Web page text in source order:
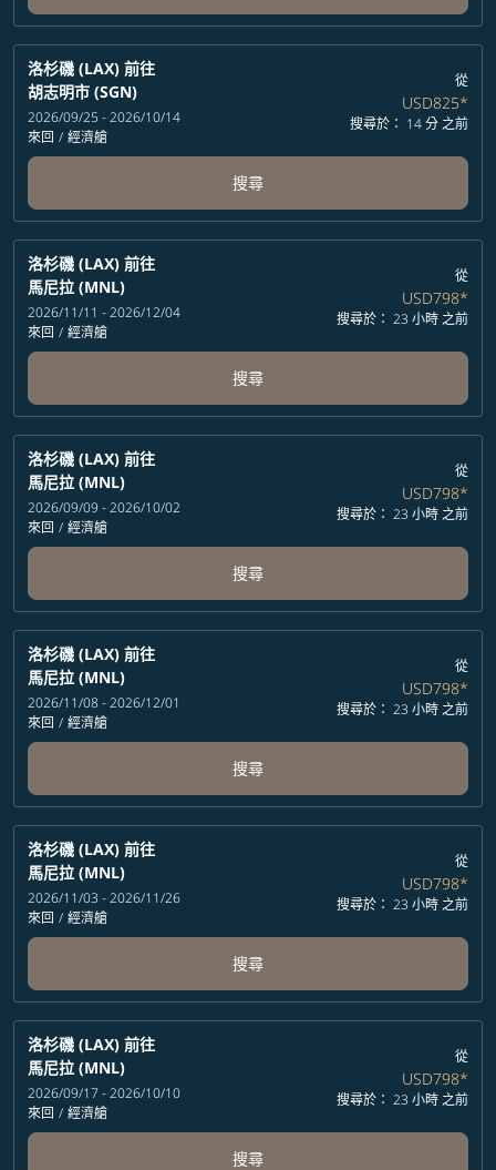
洛杉磯 (LAX) 前往
胡志明市 (SGN)
2026/09/25 - 2026/10/14
來回 / 經濟艙
從
USD825*
搜尋於： 14 分 之前
搜尋
洛杉磯 (LAX) 前往
馬尼拉 (MNL)
2026/11/11 - 2026/12/04
來回 / 經濟艙
從
USD798*
搜尋於： 23 小時 之前
搜尋
洛杉磯 (LAX) 前往
馬尼拉 (MNL)
2026/09/09 - 2026/10/02
來回 / 經濟艙
從
USD798*
搜尋於： 23 小時 之前
搜尋
洛杉磯 (LAX) 前往
馬尼拉 (MNL)
2026/11/08 - 2026/12/01
來回 / 經濟艙
從
USD798*
搜尋於： 23 小時 之前
搜尋
洛杉磯 (LAX) 前往
馬尼拉 (MNL)
2026/11/03 - 2026/11/26
來回 / 經濟艙
從
USD798*
搜尋於： 23 小時 之前
搜尋
洛杉磯 (LAX) 前往
馬尼拉 (MNL)
2026/09/17 - 2026/10/10
來回 / 經濟艙
從
USD798*
搜尋於： 23 小時 之前
搜尋